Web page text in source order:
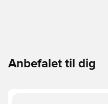
Anbefalet til dig